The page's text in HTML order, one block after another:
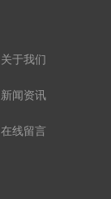
关于我们
新闻资讯
在线留言